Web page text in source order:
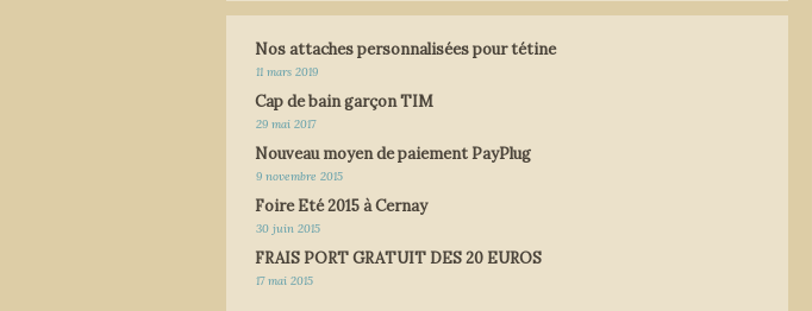
Nos attaches personnalisées pour tétine
11 mars 2019
Cap de bain garçon TIM
29 mai 2017
Nouveau moyen de paiement PayPlug
9 novembre 2015
Foire Eté 2015 à Cernay
30 juin 2015
FRAIS PORT GRATUIT DES 20 EUROS
17 mai 2015